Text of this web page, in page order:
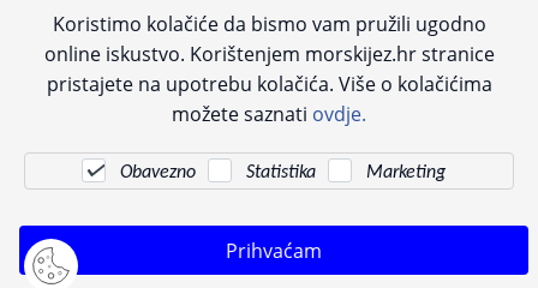
Sve navedene cijene sadrže PDV. Pokušavamo osigurati što preciznije
informacije, ali zbog tehnoloških ograničenja ne možemo garantirati potpunu
kontaktirajte nas putem telefona:+385 23 231 761ili e-maila:info@morskijez.hr
Koristimo kolačiće da bismo vam pružili ugodno
online iskustvo. Korištenjem morskijez.hr stranice
pristajete na upotrebu kolačića. Više o kolačićima
možete saznati ovdje.
Obavezno Statistika Marketing
Prihvaćam